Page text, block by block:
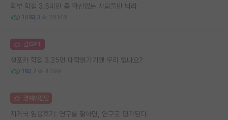
학부 학점 3.5미만 좀 확신없는 사람들만 봐라
18 3 26146
김GPT
설포카 학점 3.25면 대학원가기엔 무리 없나요?
1 7 4799
명예의전당
지거국 임용후기: 연구를 잘하면, 연구로 평가된다.